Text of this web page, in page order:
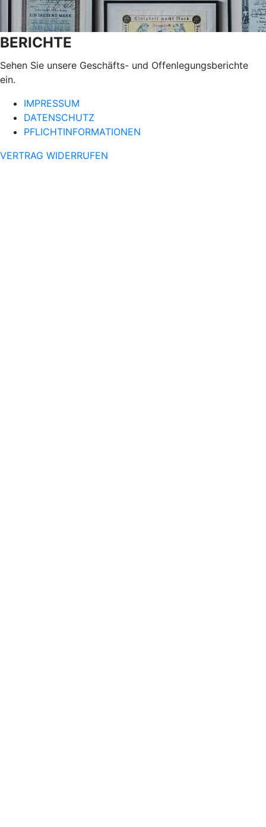
BERICHTE
Sehen Sie unsere Geschäfts- und Offenlegungsberichte
ein.
IMPRESSUM
DATENSCHUTZ
PFLICHTINFORMATIONEN
VERTRAG WIDERRUFEN